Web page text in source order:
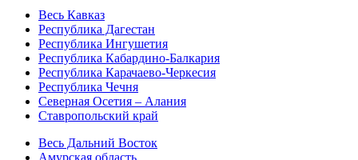
Весь Кавказ
Республика Дагестан
Республика Ингушетия
Республика Кабардино-Балкария
Республика Карачаево-Черкесия
Республика Чечня
Северная Осетия – Алания
Ставропольский край
Весь Дальний Восток
Амурская область